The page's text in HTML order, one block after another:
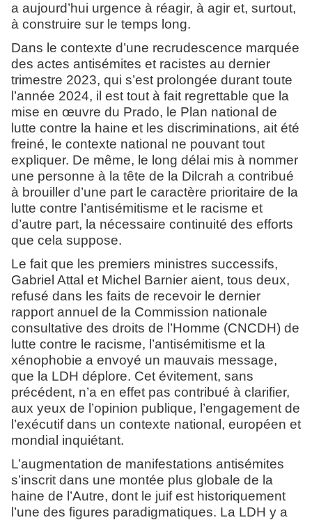
a aujourd’hui urgence à réagir, à agir et, surtout,
à construire sur le temps long.
Dans le contexte d’une recrudescence marquée
des actes antisémites et racistes au dernier
trimestre 2023, qui s’est prolongée durant toute
l’année 2024, il est tout à fait regrettable que la
mise en œuvre du Prado, le Plan national de
lutte contre la haine et les discriminations, ait été
freiné, le contexte national ne pouvant tout
expliquer. De même, le long délai mis à nommer
une personne à la tête de la Dilcrah a contribué
à brouiller d’une part le caractère prioritaire de la
lutte contre l’antisémitisme et le racisme et
d’autre part, la nécessaire continuité des efforts
que cela suppose.
Le fait que les premiers ministres successifs,
Gabriel Attal et Michel Barnier aient, tous deux,
refusé dans les faits de recevoir le dernier
rapport annuel de la Commission nationale
consultative des droits de l’Homme (CNCDH) de
lutte contre le racisme, l’antisémitisme et la
xénophobie a envoyé un mauvais message,
que la LDH déplore. Cet évitement, sans
précédent, n’a en effet pas contribué à clarifier,
aux yeux de l’opinion publique, l’engagement de
l’exécutif dans un contexte national, européen et
mondial inquiétant.
L’augmentation de manifestations antisémites
s’inscrit dans une montée plus globale de la
haine de l’Autre, dont le juif est historiquement
l’une des figures paradigmatiques. La LDH y a